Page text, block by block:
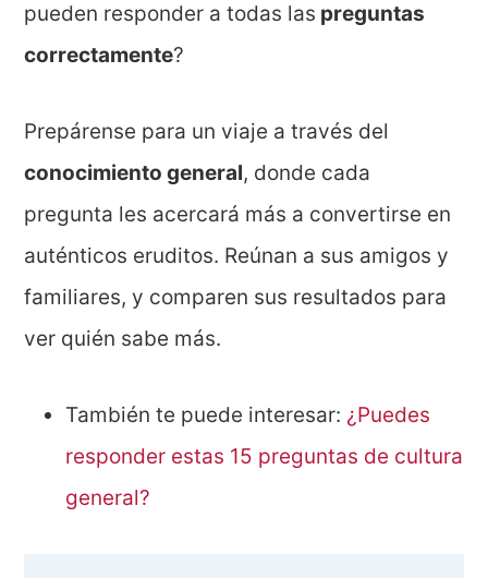
pueden responder a todas las preguntas
correctamente?
Prepárense para un viaje a través del
conocimiento general, donde cada
pregunta les acercará más a convertirse en
auténticos eruditos. Reúnan a sus amigos y
familiares, y comparen sus resultados para
ver quién sabe más.
También te puede interesar: ¿Puedes
responder estas 15 preguntas de cultura
general?